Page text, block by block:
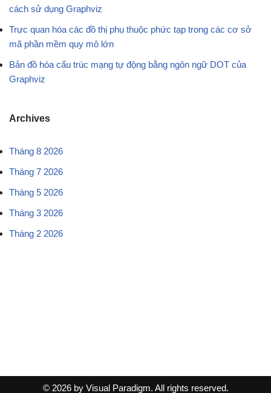
cách sử dụng Graphviz
Trực quan hóa các đồ thị phụ thuộc phức tạp trong các cơ sở
mã phần mềm quy mô lớn
Bản đồ hóa cấu trúc mạng tự động bằng ngôn ngữ DOT của
Graphviz
Archives
Tháng 8 2026
Tháng 7 2026
Tháng 5 2026
Tháng 3 2026
Tháng 2 2026
© 2026 by Visual Paradigm. All rights reserved.